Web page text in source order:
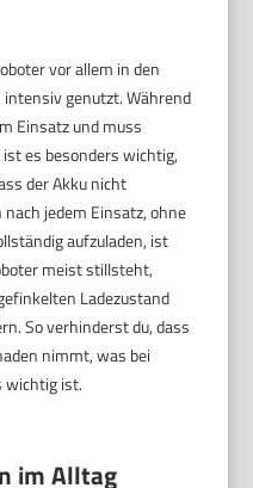
vor allem in den
genutzt. Während
Einsatz und muss
es besonders wichtig,
der Akku nicht
jedem Einsatz, ohne
aufzuladen, ist
meist stillsteht,
Ladezustand
So verhinderst du, dass
nimmt, was bei
wichtig ist.
im Alltag